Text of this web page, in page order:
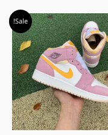
Sale!
המחיר
המקורי
היה:
₪ 609.00.
המחיר
הנוכחי
הוא:
₪ 579.00.